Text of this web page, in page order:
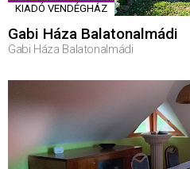
KIADÓ VENDÉGHÁZ
Gabi Háza Balatonalmádi
Gabi Háza Balatonalmádi